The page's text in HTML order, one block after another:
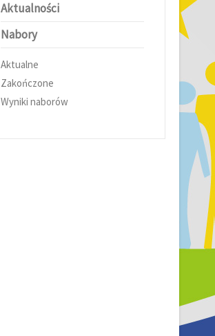
Aktualności
Nabory
Aktualne
Zakończone
Wyniki naborów